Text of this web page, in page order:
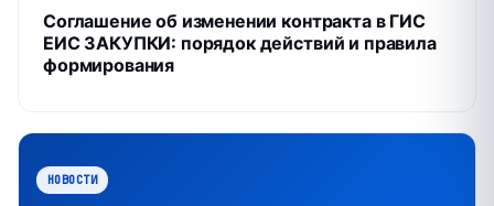
Соглашение об изменении контракта в ГИС
ЕИС ЗАКУПКИ: порядок действий и правила
формирования
НОВОСТИ